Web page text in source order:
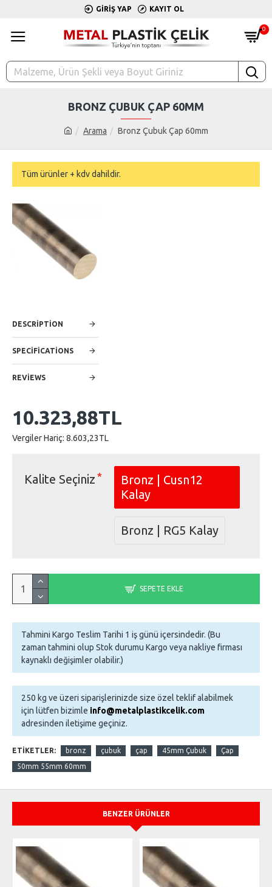
GIRIŞ YAP KAYIT OL
0
Arama Bronz Çubuk Çap 60mm
BRONZ ÇUBUK ÇAP 60MM
Tüm ürünler + kdv dahildir.
DESCRIPTION
SPECIFICATIONS
REVIEWS
10.323,88TL
Vergiler Hariç: 8.603,23TL
SEPETE EKLE
Kalite Seçiniz
Bronz | Cusn12
Kalay
Bronz | RG5 Kalay
Tahmini Kargo Teslim Tarihi 1 iş günü içersindedir. (Bu
zaman tahmini olup Stok durumu Kargo veya nakliye firması
kaynaklı değişimler olabilir.)
250 kg ve üzeri siparişlerinizde size özel teklif alabilmek
için lütfen bizimle info@metalplastikcelik.com
adresinden iletişime geçiniz.
ETIKETLER: bronz çubuk çap 45mm Çubuk
Çap
50mm 55mm 60mm
BENZER ÜRÜNLER